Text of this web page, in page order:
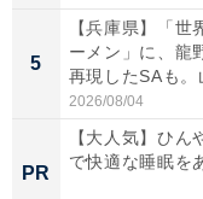
5
【兵庫県】「世
ーメン」に、龍
再現したSAも
道...
2026/08/04
PR
【大人気】ひん
で快適な睡眠を